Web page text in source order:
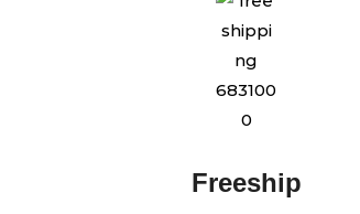
Freeship